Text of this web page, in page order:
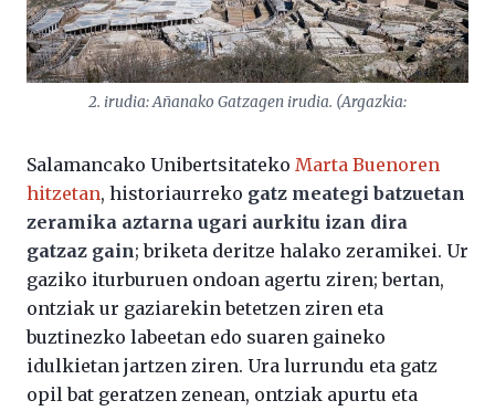
2. irudia: Añanako Gatzagen irudia. (Argazkia:
Salamancako Unibertsitateko Marta Buenoren
hitzetan, historiaurreko gatz meategi batzuetan
zeramika aztarna ugari aurkitu izan dira
gatzaz gain; briketa deritze halako zeramikei. Ur
gaziko iturburuen ondoan agertu ziren; bertan,
ontziak ur gaziarekin betetzen ziren eta
buztinezko labeetan edo suaren gaineko
idulkietan jartzen ziren. Ura lurrundu eta gatz
opil bat geratzen zenean, ontziak apurtu eta